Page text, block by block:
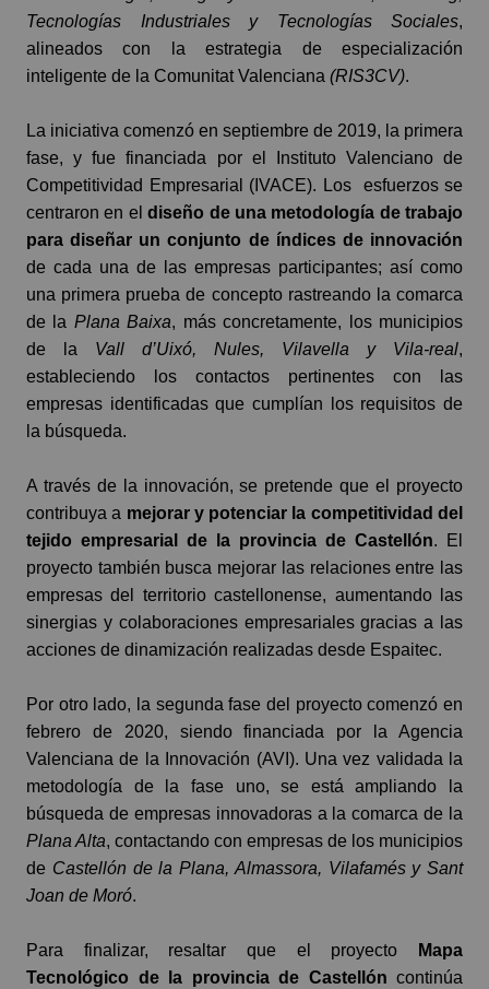
Tecnologías Industriales y Tecnologías Sociales,
alineados con laestrategia de especialización
inteligente de la Comunitat Valenciana (RIS3CV).
La iniciativa comenzó en septiembre de 2019, la primera
fase, y fue financiada por el
Instituto Valenciano de
Competitividad Empresarial (IVACE). Los esfuerzos se
centraron en eldiseño de una metodología de trabajo
para diseñar un conjunto de índices de innovación
de cada una de las empresas participantes; así como
una primera prueba de concepto rastreando la comarca
de la Plana Baixa, más concretamente, los municipios
de la Vall d’Uixó, Nules, Vilavella y Vila-real,
estableciendo los contactos pertinentes con las
empresas identificadas que cumplían los requisitos de
la búsqueda.
A través de la innovación, se pretende que el proyecto
contribuya a mejorar y potenciar la competitividad del
tejido empresarial de la provincia de Castellón. El
proyecto también busca mejorar las relaciones entre las
empresas del territorio castellonense, aumentando las
sinergias y colaboraciones empresariales gracias a las
acciones de dinamización realizadas desde Espaitec.
Por otro lado, la segunda fase del proyecto comenzó en
febrero de 2020, siendo financiada por la Agencia
Valenciana de la Innovación (AVI). Una vez validada la
metodología de la fase uno, se está ampliando la
búsqueda de empresas innovadoras a la comarca de la
Plana Alta, contactando con empresas de los municipios
de Castellón de la Plana, Almassora, Vilafamés y Sant
Joan de Moró.
Para finalizar, resaltar que el proyecto
Mapa
Tecnológico de la provincia de Castellón continúa